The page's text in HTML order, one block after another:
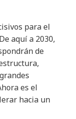
para el
aquí a 2030,
de
es el
hacia un